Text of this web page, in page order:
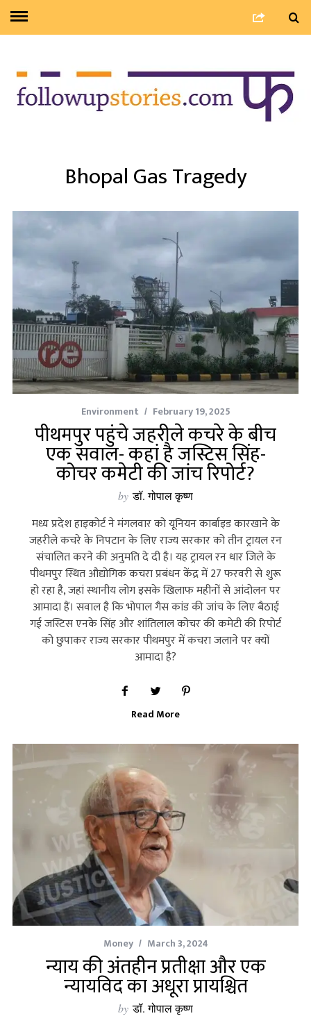
Bhopal Gas Tragedy
Environment February 19, 2025
पीथमपुर पहुंचे जहरीले कचरे के बीच
एक सवाल- कहां है जस्टिस सिंह-
कोचर कमेटी की जांच रिपोर्ट?
by डॉ. गोपाल कृष्ण
मध्य प्रदेश हाइकोर्ट ने मंगलवार को यूनियन कार्बाइड कारखाने के
जहरीले कचरे के निपटान के लिए राज्य सरकार को तीन ट्रायल रन
संचालित करने की अनुमति दे दी है। यह ट्रायल रन धार जिले के
पीथमपुर स्थित औद्योगिक कचरा प्रबंधन केंद्र में 27 फरवरी से शुरू
हो रहा है, जहां स्‍थानीय लोग इसके खिलाफ महीनों से आंदोलन पर
आमादा हैं। सवाल है कि भोपाल गैस कांड की जांच के लिए बैठाई
गई जस्टिस एनके सिंह और शांतिलाल कोचर की कमेटी की रिपोर्ट
को छुपाकर राज्‍य सरकार पीथमपुर में कचरा जलाने पर क्‍यों
आमादा है?
Read More
Money March 3, 2024
न्याय की अंतहीन प्रतीक्षा और एक
न्यायविद का अधूरा प्रायश्चित
by डॉ. गोपाल कृष्ण